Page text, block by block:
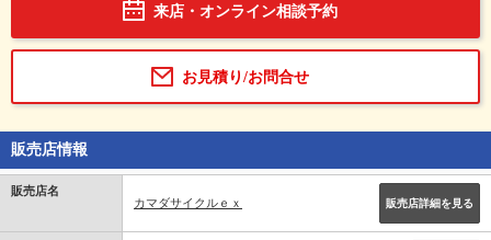
来店・オンライン相談予約
お見積り/お問合せ
販売店情報
販売店名
カマダサイクルｅｘ
販売店詳細を見る